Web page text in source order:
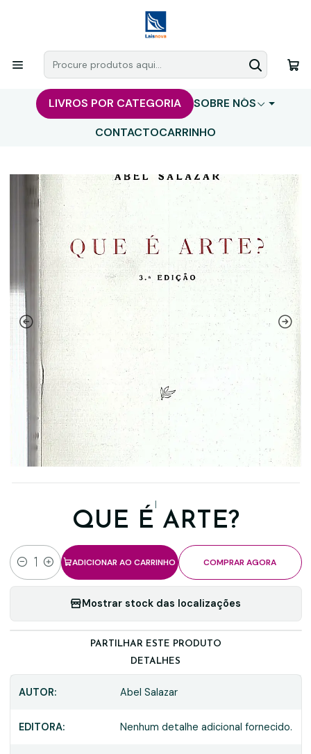
LIVROS POR CATEGORIA
SOBRE NÓS
CONTACTOCARRINHO
|
QUE É ARTE?
Quantidade
ADICIONAR AO CARRINHO COMPRAR AGORA
Mostrar stock das localizações
PARTILHAR ESTE PRODUTO
DETALHES
AUTOR: Abel Salazar
EDITORA: Nenhum detalhe adicional fornecido.